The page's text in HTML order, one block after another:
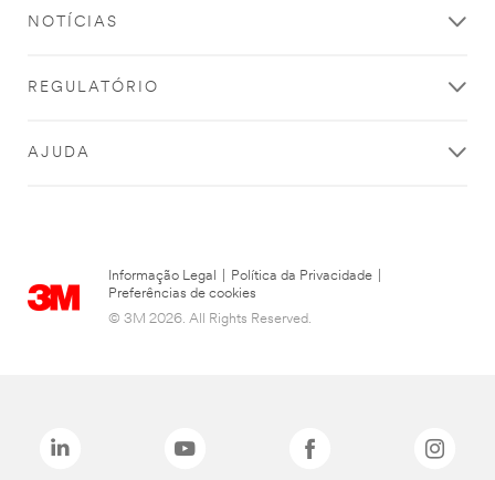
NOTÍCIAS
REGULATÓRIO
AJUDA
Informação Legal Política da Privacidade
Preferências de cookies
© 3M 2026. All Rights Reserved.